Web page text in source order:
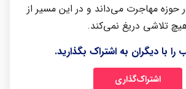
مهاجرت می‌داند و در این مسیر از
تلاشی دریغ نمی‌کند.
با دیگران به اشتراک بگذارید.
اشتراک‌گذاری